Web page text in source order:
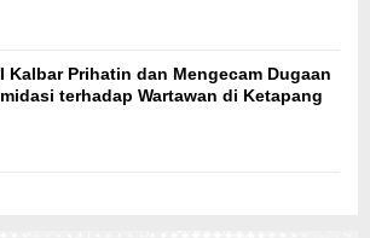
Kalbar Prihatin dan Mengecam Dugaan
terhadap Wartawan di Ketapang